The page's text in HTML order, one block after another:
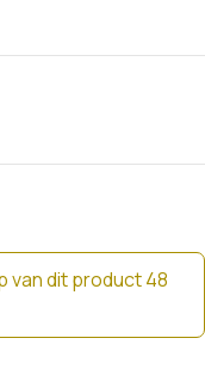
van dit product 48